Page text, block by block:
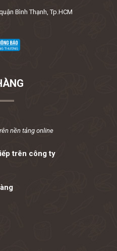
Bình Thạnh, Tp.HCM
nền tảng online
trên công ty